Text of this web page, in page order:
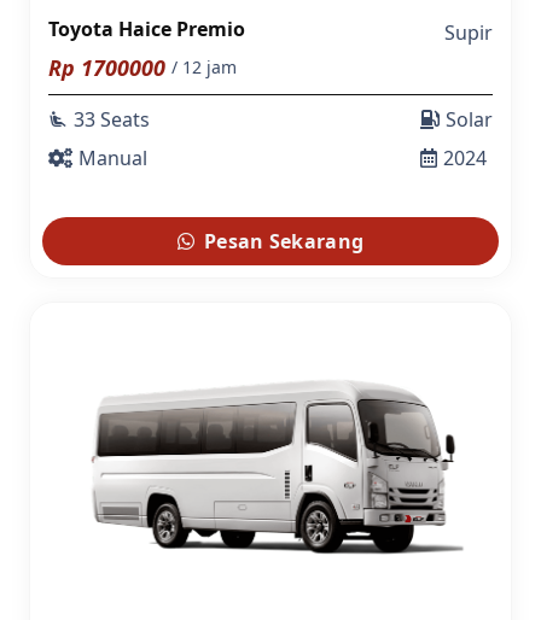
Toyota Haice Premio Supir
Rp 1700000 / 12 jam
airline_seat_recline_extra 33 Seats
Manual
Solar
2024
Pesan Sekarang